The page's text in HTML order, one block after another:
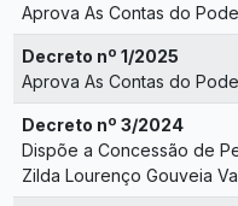
Aprova As Contas do
Decreto nº 1/2025
Aprova As Contas do
Decreto nº 3/2024
Dispõe a Concessão de
Zilda Lourenço Gouveia